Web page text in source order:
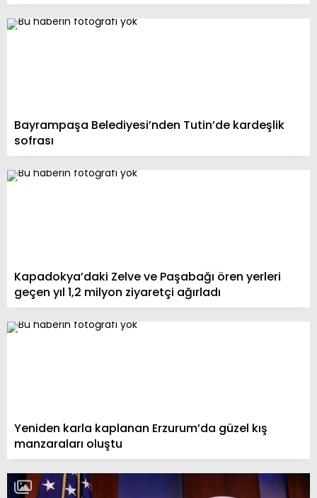
Bayrampaşa Belediyesi’nden Tutin’de kardeşlik
sofrası
Kapadokya’daki Zelve ve Paşabağı ören yerleri
geçen yıl 1,2 milyon ziyaretçi ağırladı
Yeniden karla kaplanan Erzurum’da güzel kış
manzaraları oluştu